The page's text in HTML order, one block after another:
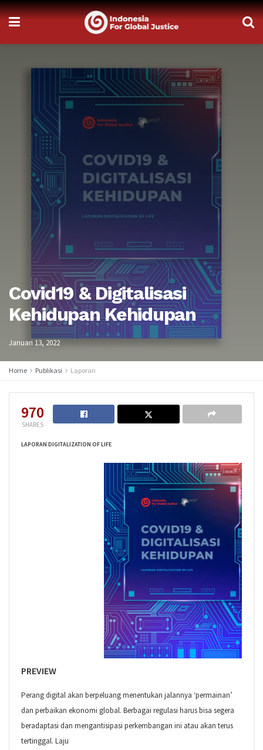
Covid19 & Digitalisasi
Kehidupan Kehidupan
Januari 13, 2022
Home Publikasi Laporan
970
SHARES
LAPORAN DIGITALIZATION OF LIFE
PREVIEW
Perang digital akan berpeluang menentukan jalannya ‘permainan’
dan perbaikan ekonomi global. Berbagai regulasi harus bisa segera
beradaptasi dan mengantisipasi perkembangan ini atau akan terus
tertinggal. Laju